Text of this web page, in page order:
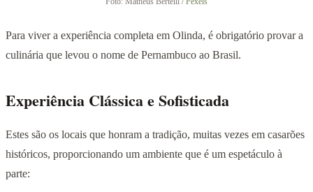
Para viver a experiência completa em Olinda, é obrigatório provar a
culinária que levou o nome de Pernambuco ao Brasil.
Experiência Clássica e Sofisticada
Estes são os locais que honram a tradição, muitas vezes em casarões
históricos, proporcionando um ambiente que é um espetáculo à
parte: